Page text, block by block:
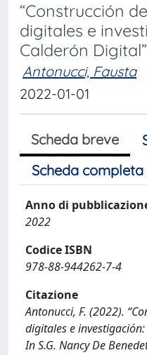
“Construcción
digitales e
Calderón Digital”
Antonucci, Fausta
2022-01-01
Scheda breve
Scheda completa
Anno di
2022
Codice ISBN
978-88-944262-7-4
Citazione
Antonucci, F. (2022).
digitales e
In S.G. Nancy De